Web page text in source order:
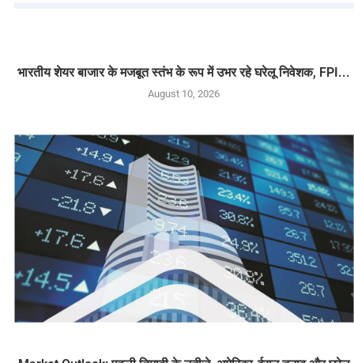
भारतीय शेयर बाजार के मजबूत स्तंभ के रूप में उभर रहे घरेलू निवेशक, FPI...
August 10, 2026